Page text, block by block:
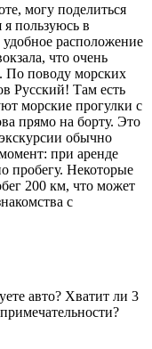
могу поделиться
пользуюсь в
расположение
что очень
По поводу морских
Русский! Там есть
морские прогулки с
прямо на борту. Это
обычно
при аренде
пробегу. Некоторые
200 км, что может
с
авто? Хватит ли 3